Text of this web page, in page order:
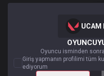
Oyuncu isminden
Giriş yapmanın profilimi tüm
ediyorum